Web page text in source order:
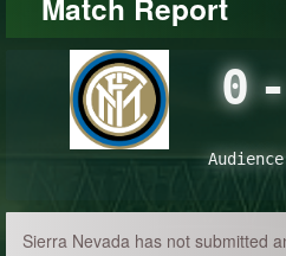
0-
Sierra Nevada has not submitted